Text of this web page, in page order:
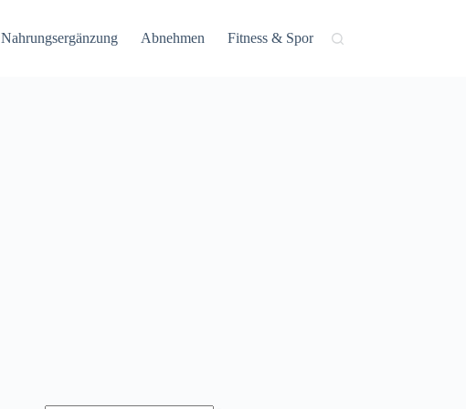
Nahrungsergänzung Abnehmen Fitness & Sport Gesundheit